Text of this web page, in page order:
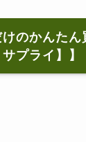
のかんたん
サプライ】】